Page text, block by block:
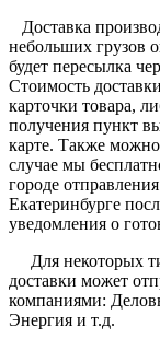
Доставка
небольших грузов
будет пересылка
Стоимость
карточки товара,
получения пункт
карте. Также можно
случае мы
городе
Екатеринбурге
уведомления о
Для некоторых
доставки может
компаниями:
Энергия и т.д.